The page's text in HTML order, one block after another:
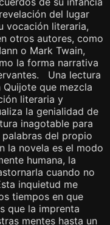
del lugar
vocación literaria,
otros autores, como
o Mark Twain,
la forma narrativa
Una lectura
que mezcla
literaria y
la genialidad de
inagotable para
del propio
la novela es el modo
humana, la
cuando no
inquietud me
tiempos en que
que la imprenta
mentes hasta un